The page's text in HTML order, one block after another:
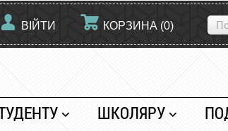
ВІЙТИ КОРЗИНА (0)
ШКОЛЯРУ